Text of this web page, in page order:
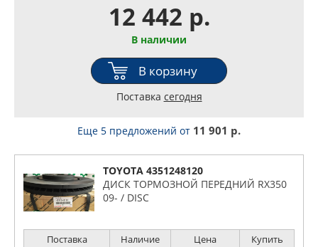
12 442 р.
В наличии
В корзину
Поставка сегодня
Еще 5 предложений от 11 901 р.
TOYOTA 4351248120
ДИСК ТОРМОЗНОЙ ПЕРЕДНИЙ RX350
09- / DISC
Поставка Наличие Цена Купить